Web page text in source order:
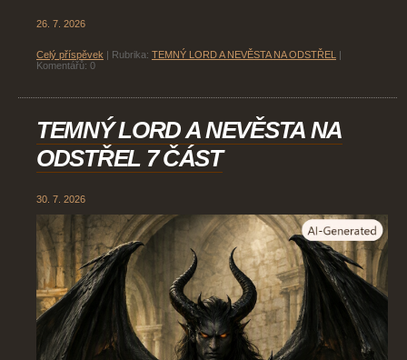
26. 7. 2026
Celý příspěvek Rubrika: TEMNÝ LORD A NEVĚSTA NA ODSTŘEL
Komentářů: 0
TEMNÝ LORD A NEVĚSTA NA
ODSTŘEL 7 ČÁST
30. 7. 2026